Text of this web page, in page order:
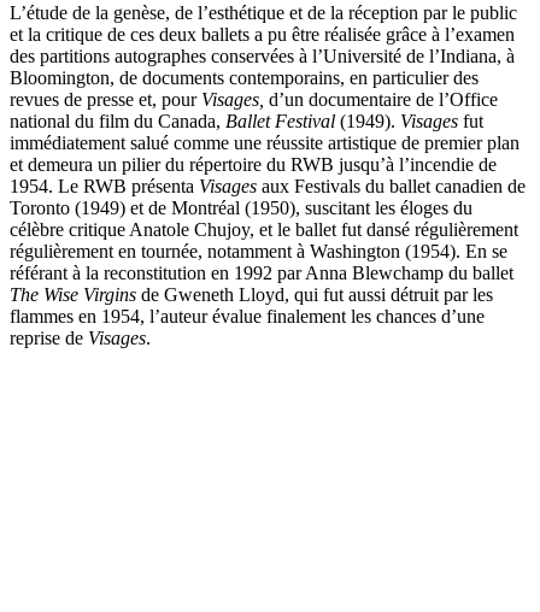
L’étude de la genèse, de l’esthétique et de la réception par le public
et la critique de ces deux ballets a pu être réalisée grâce à l’examen
des partitions autographes conservées à l’Université de l’Indiana, à
Bloomington, de documents contemporains, en particulier des
revues de presse et, pour Visages, d’un documentaire de l’Office
national du film du Canada, Ballet Festival (1949). Visages fut
immédiatement salué comme une réussite artistique de premier plan
et demeura un pilier du répertoire du RWB jusqu’à l’incendie de
1954. Le RWB présenta Visages aux Festivals du ballet canadien de
Toronto (1949) et de Montréal (1950), suscitant les éloges du
célèbre critique Anatole Chujoy, et le ballet fut dansé régulièrement
régulièrement en tournée, notamment à Washington (1954). En se
référant à la reconstitution en 1992 par Anna Blewchamp du ballet
The Wise Virgins de Gweneth Lloyd, qui fut aussi détruit par les
flammes en 1954, l’auteur évalue finalement les chances d’une
reprise de Visages.